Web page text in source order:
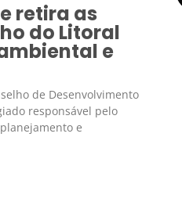
retira as
do Litoral
e
de Desenvolvimento
responsável pelo
e